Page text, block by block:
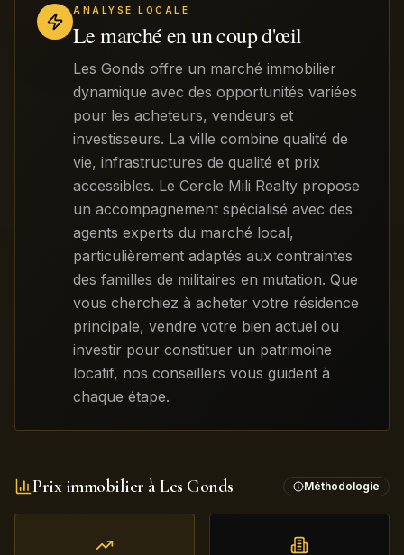
ANALYSE LOCALE
Le marché en un coup d'œil
Les Gonds offre un marché immobilier
dynamique avec des opportunités variées
pour les acheteurs, vendeurs et
investisseurs. La ville combine qualité de
vie, infrastructures de qualité et prix
accessibles. Le Cercle Mili Realty propose
un accompagnement spécialisé avec des
agents experts du marché local,
particulièrement adaptés aux contraintes
des familles de militaires en mutation. Que
vous cherchiez à acheter votre résidence
principale, vendre votre bien actuel ou
investir pour constituer un patrimoine
locatif, nos conseillers vous guident à
chaque étape.
Prix immobilier àLes Gonds Méthodologie